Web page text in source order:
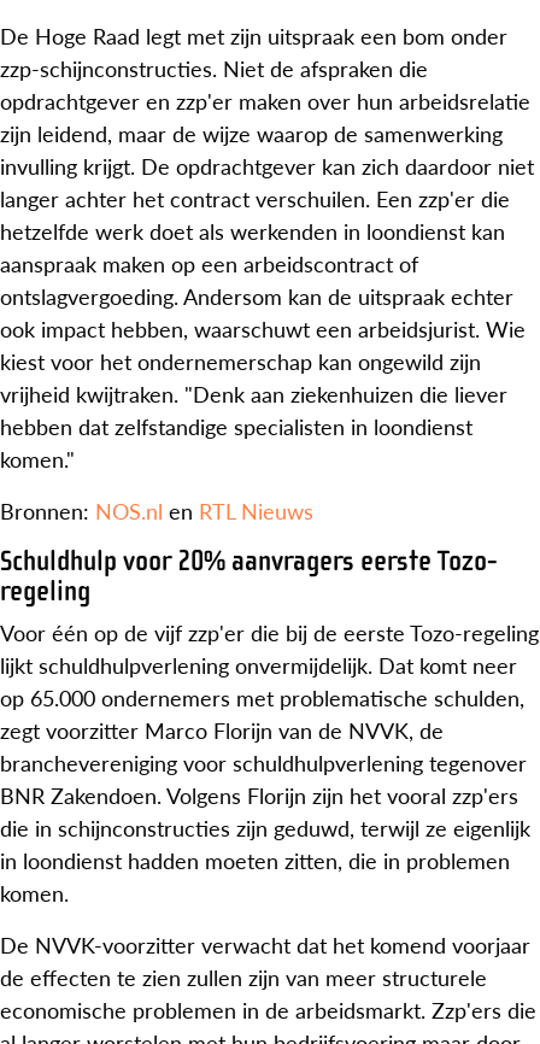
De Hoge Raad legt met zijn uitspraak een bom onder
zzp-schijnconstructies. Niet de afspraken die
opdrachtgever en zzp'er maken over hun arbeidsrelatie
zijn leidend, maar de wijze waarop de samenwerking
invulling krijgt. De opdrachtgever kan zich daardoor niet
langer achter het contract verschuilen. Een zzp'er die
hetzelfde werk doet als werkenden in loondienst kan
aanspraak maken op een arbeidscontract of
ontslagvergoeding. Andersom kan de uitspraak echter
ook impact hebben, waarschuwt een arbeidsjurist. Wie
kiest voor het ondernemerschap kan ongewild zijn
vrijheid kwijtraken. "Denk aan ziekenhuizen die liever
hebben dat zelfstandige specialisten in loondienst
komen."
Bronnen: NOS.nl en RTL Nieuws
Schuldhulp voor 20% aanvragers eerste Tozo-
regeling
Voor één op de vijf zzp'er die bij de eerste Tozo-regeling
lijkt schuldhulpverlening onvermijdelijk. Dat komt neer
op 65.000 ondernemers met problematische schulden,
zegt voorzitter Marco Florijn van de NVVK, de
branchevereniging voor schuldhulpverlening tegenover
BNR Zakendoen. Volgens Florijn zijn het vooral zzp'ers
die in schijnconstructies zijn geduwd, terwijl ze eigenlijk
in loondienst hadden moeten zitten, die in problemen
komen.
De NVVK-voorzitter verwacht dat het komend voorjaar
de effecten te zien zullen zijn van meer structurele
economische problemen in de arbeidsmarkt. Zzp'ers die